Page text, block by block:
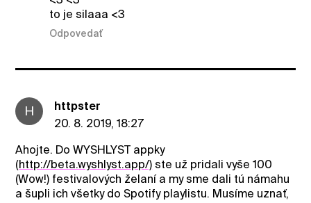
to je silaaa <3
Odpovedať
H
httpster
20. 8. 2019, 18:27
Ahojte. Do WYSHLYST appky
(http://beta.wyshlyst.app/) ste už pridali vyše 100
(Wow!) festivalových želaní a my sme dali tú námahu
a šupli ich všetky do Spotify playlistu. Musíme uznať,